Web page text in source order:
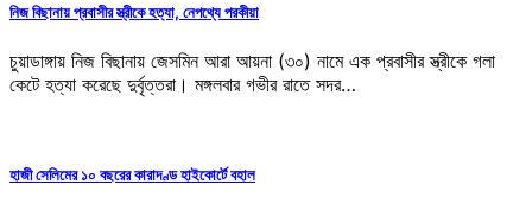
নিজ বিছানায় প্রবাসীর স্ত্রীকে হত্যা, নেপথ্যে পরকীয়া
চুয়াডাঙ্গায় নিজ বিছানায় জেসমিন আরা আয়না (৩০) নামে এক প্রবাসীর স্ত্রীকে গলা
কেটে হত্যা করেছে দুর্বৃত্তরা। মঙ্গলবার গভীর রাতে সদর…
হাজী সেলিমের ১০ বছরের কারাদণ্ড হাইকোর্টে বহাল